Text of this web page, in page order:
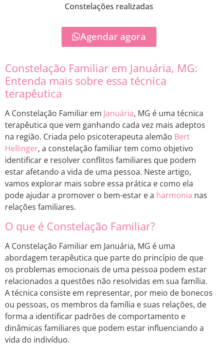
Constelações realizadas
Agendar agora
Constelação Familiar em Januária, MG:
Entenda mais sobre essa técnica
terapêutica
A Constelação Familiar em Januária, MG é uma técnica
terapêutica que vem ganhando cada vez mais adeptos
na região. Criada pelo psicoterapeuta alemão Bert
Hellinger, a constelação familiar tem como objetivo
identificar e resolver conflitos familiares que podem
estar afetando a vida de uma pessoa. Neste artigo,
vamos explorar mais sobre essa prática e como ela
pode ajudar a promover o bem-estar e a harmonia nas
relações familiares.
O que é Constelação Familiar?
A Constelação Familiar em Januária, MG é uma
abordagem terapêutica que parte do princípio de que
os problemas emocionais de uma pessoa podem estar
relacionados a questões não resolvidas em sua família.
A técnica consiste em representar, por meio de bonecos
ou pessoas, os membros da família e suas relações, de
forma a identificar padrões de comportamento e
dinâmicas familiares que podem estar influenciando a
vida do indivíduo.